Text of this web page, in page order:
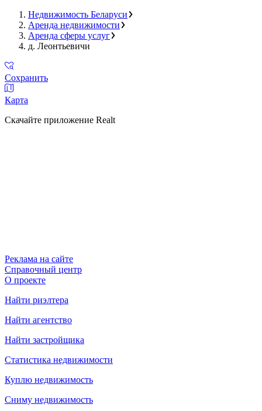
Недвижимость Беларуси
Аренда недвижимости
Аренда сферы услуг
д. Леонтьевичи
Сохранить
Карта
Скачайте приложение Realt
Реклама на сайте
Справочный центр
О проекте
Найти риэлтера
Найти агентство
Найти застройщика
Статистика недвижимости
Куплю недвижимость
Сниму недвижимость